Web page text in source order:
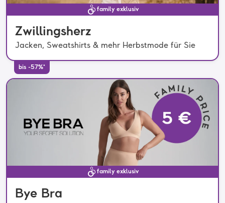
family exklusiv
Zwillingsherz
Jacken, Sweatshirts & mehr Herbstmode für Sie
bis -57%*
family exklusiv
Bye Bra